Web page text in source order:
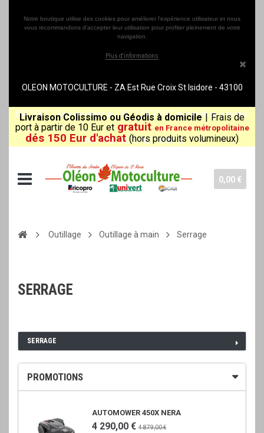
Notre boutique utilise des cookies pour améliorer l'expérience utilisateur et nous
vous recommandons d'accepter leur utilisation pour profiter pleinement de votre
navigation.
Plus d'informations
OLEON MOTOCULTURE - ZA Est Rue Croix St Isidore - 43100
BRIOUDE - Service client au 04 71 50 10 07 du mardi au samedi
(8h30-12h00/14h00-18h30)
Livraison Colissimo ou Géodis à domicile | Frais de
port à partir de 10 Eur et gratuit en France métropolitaine
dés 150 Eur d'achat (hors produits volumineux)
0,00 €
Outillage Outillage à main Serrage
SERRAGE
PROMOTIONS
AUTOMOWER 450X NERA
4 290,00 € 4 879,00 €
SERRAGE